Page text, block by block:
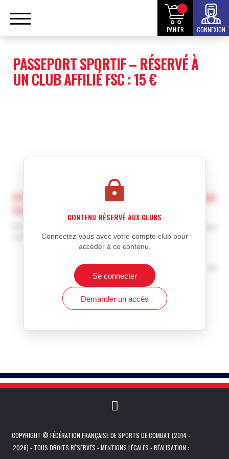
PANIER CONNEXION
PASSEPORT SPORTIF – RÉSERVÉ À
UN CLUB AFFILIÉ FSC : 15 €
Informations exclusives réservées aux club
fédéraux
Achat de licences ou d'affiliation à la Fédération de
Sports de Combat française
Affiliation et réaffiliation
CONTENU RÉSERVÉ AUX CLUBS
Connectez-vous avec votre compte club pour
accéder à ce contenu.
Se connecter
Demander un accès
COPYRIGHT © FÉDÉRATION FRANÇAISE DE SPORTS DE COMBAT (2014 -
2026) - TOUS DROITS RÉSERVÉS -MENTIONS LÉGALES - RÉALISATION :